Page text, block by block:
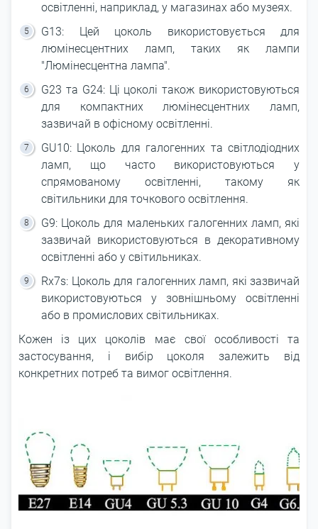
освітленні, наприклад, у магазинах або музеях.
G13: Цей цоколь використовується для
люмінесцентних ламп, таких як лампи
"Люмінесцентна лампа".
G23 та G24: Ці цоколі також використовуються
для компактних люмінесцентних ламп,
зазвичай в офісному освітленні.
GU10: Цоколь для галогенних та світлодіодних
ламп, що часто використовуються у
спрямованому освітленні, такому як
світильники для точкового освітлення.
G9: Цоколь для маленьких галогенних ламп, які
зазвичай використовуються в декоративному
освітленні або у світильниках.
Rx7s: Цоколь для галогенних ламп, які зазвичай
використовуються у зовнішньому освітленні
або в промислових світильниках.
Кожен із цих цоколів має свої особливості та
застосування, і вибір цоколя залежить від
конкретних потреб та вимог освітлення.